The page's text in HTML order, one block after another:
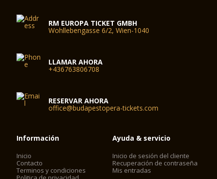
RM EUROPA TICKET GMBH
Wohllebengasse 6/2, Wien-1040
LLAMAR AHORA
+436763806708
RESERVAR AHORA
office@budapestopera-tickets.com
Información
Inicio
Contacto
Terminos y condiciones
Ayuda & servicio
Inicio de sesión del cliente
Recuperación de contraseña
Mis entradas